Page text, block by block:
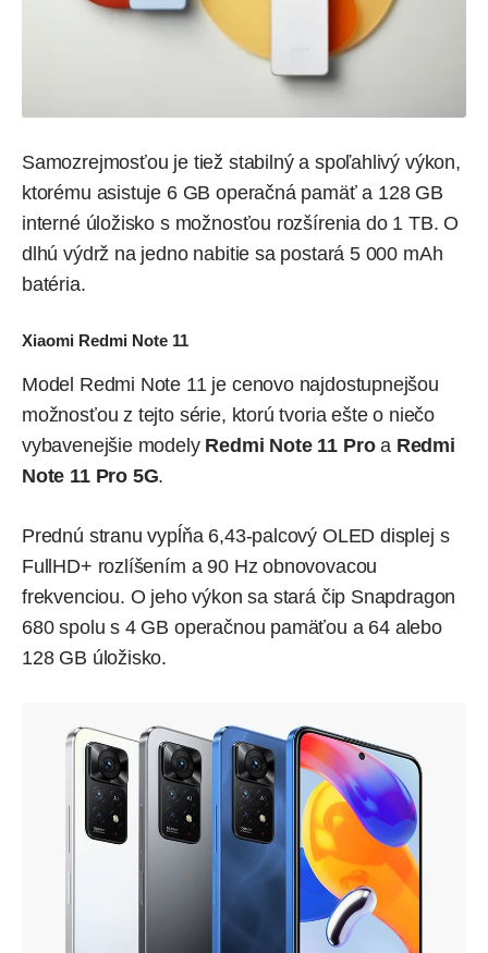
Samozrejmosťou je tiež stabilný a spoľahlivý výkon,
ktorému asistuje 6 GB operačná pamäť a 128 GB
interné úložisko s možnosťou rozšírenia do 1 TB. O
dlhú výdrž na jedno nabitie sa postará 5 000 mAh
batéria.
Xiaomi Redmi Note 11
Model Redmi Note 11 je cenovo najdostupnejšou
možnosťou z tejto série, ktorú tvoria ešte o niečo
vybavenejšie modely Redmi Note 11 Proa Redmi
Note 11 Pro 5G.
Prednú stranu vypĺňa 6,43-palcový OLED displej s
FullHD+ rozlíšením a 90 Hz obnovovacou
frekvenciou. O jeho výkon sa stará čip Snapdragon
680 spolu s 4 GB operačnou pamäťou a 64 alebo
128 GB úložisko.